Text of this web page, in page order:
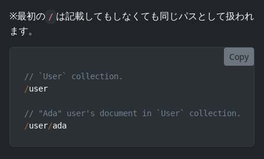
※最初の / は記載してもしなくても同じパスとして扱われ
ます。
Copy
// `User` collection.
/user
// "Ada" user's document in `User` collection.
/user/ada